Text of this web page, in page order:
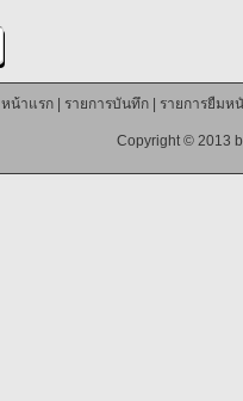
หน้าแรก| รายการบันทึก| รายการยืมห
Copyright © 2013